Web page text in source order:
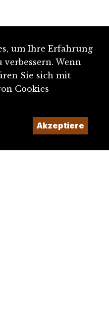
um Ihre Erfahrung
verbessern. Wenn
Sie sich mit
Cookies
Akzeptiere